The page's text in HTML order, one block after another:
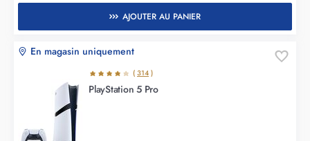
AJOUTER AU PANIER
En magasin uniquement
( 314 )
PlayStation 5 Pro